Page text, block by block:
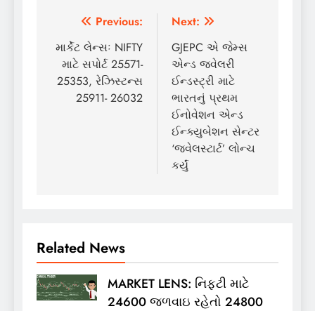
Post
navigation
Previous:
માર્કેટ લેન્સઃ NIFTY
માટે સપોર્ટ 25571-
25353, રેઝિસ્ટન્સ
25911- 26032
Next:
GJEPC એ જેમ્સ
એન્ડ જ્વેલરી
ઈન્ડસ્ટ્રી માટે
ભારતનું પ્રથમ
ઈનોવેશન એન્ડ
ઈન્ક્યુબેશન સેન્ટર
‘જ્વેલસ્ટાર્ટ’ લોન્ચ
કર્યું
Related News
MARKET LENS: નિફ્ટી માટે
24600 જળવાઇ રહેતો 24800